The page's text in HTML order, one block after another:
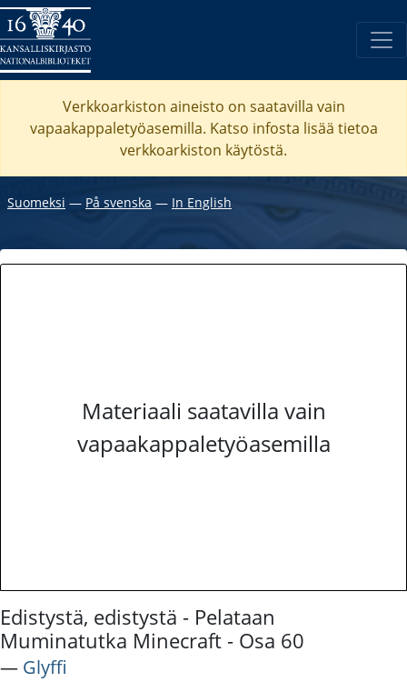
Verkkoarkiston aineisto on saatavilla vain
vapaakappaletyöasemilla. Katso infosta lisää tietoa
verkkoarkiston käytöstä.
Suomeksi ― På svenska ― In English
Materiaali saatavilla vain
vapaakappaletyöasemilla
Edistystä, edistystä - Pelataan
Muminatutka Minecraft - Osa 60
― Glyffi